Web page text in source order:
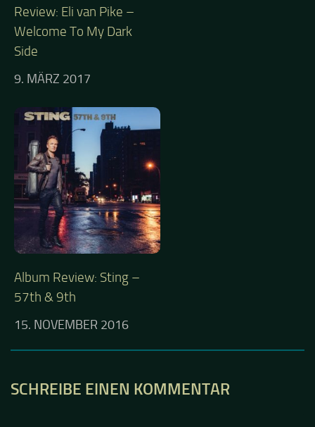
Review: Eli van Pike –
Welcome To My Dark
Side
9. MÄRZ 2017
Album Review: Sting –
57th & 9th
15. NOVEMBER 2016
SCHREIBE EINEN KOMMENTAR